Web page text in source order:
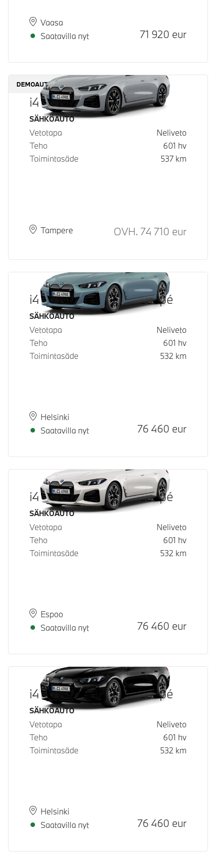
Paikkakunta
Vaasa
Toimitusaika
Saatavilla nyt
Hinta
71 920 eur
DEMOAUTO
i4 M60 xDrive
Käyttövoima
SÄHKÖAUTO
Vetotapa
Neliveto
Teho
601 hv
Toimintasäde
537 km
Paikkakunta
Tampere
Toimitusaika Hinta
OVH. 74 710 eur
i4 M60 xDrive Gran Coupé
Käyttövoima
SÄHKÖAUTO
Vetotapa
Neliveto
Teho
601 hv
Toimintasäde
532 km
Paikkakunta
Helsinki
Toimitusaika
Saatavilla nyt
Hinta
76 460 eur
i4 M60 xDrive Gran Coupé
Käyttövoima
SÄHKÖAUTO
Vetotapa
Neliveto
Teho
601 hv
Toimintasäde
532 km
Paikkakunta
Espoo
Toimitusaika
Saatavilla nyt
Hinta
76 460 eur
i4 M60 xDrive Gran Coupé
Käyttövoima
SÄHKÖAUTO
Vetotapa
Neliveto
Teho
601 hv
Toimintasäde
532 km
Paikkakunta
Helsinki
Toimitusaika
Saatavilla nyt
Hinta
76 460 eur